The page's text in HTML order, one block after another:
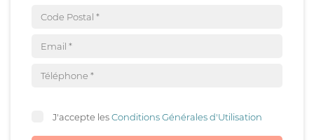
J'accepte lesConditions Générales d'Utilisation